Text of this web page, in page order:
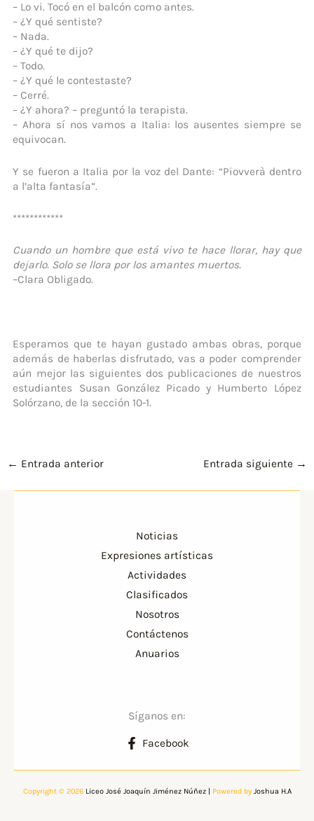
– Lo vi. Tocó en el balcón como antes.
– ¿Y qué sentiste?
– Nada.
– ¿Y qué te dijo?
– Todo.
– ¿Y qué le contestaste?
– Cerré.
– ¿Y ahora? – preguntó la terapista.
– Ahora sí nos vamos a Italia: los ausentes siempre se
equivocan.
Y se fueron a Italia por la voz del Dante: “Piovverà dentro
a l’alta fantasía”.
************
Cuando un hombre que está vivo te hace llorar, hay que
dejarlo. Solo se llora por los amantes muertos.
–Clara Obligado.
Esperamos que te hayan gustado ambas obras, porque
además de haberlas disfrutado, vas a poder comprender
aún mejor las siguientes dos publicaciones de nuestros
estudiantes Susan González Picado y Humberto López
Solórzano, de la sección 10-1.
← Entrada anterior Entrada siguiente →
Noticias
Expresiones artísticas
Actividades
Clasificados
Nosotros
Contáctenos
Anuarios
Síganos en:
Facebook
Copyright © 2026Liceo José Joaquín Jiménez Núñez | Powered by Joshua H.A